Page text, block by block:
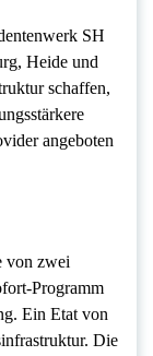
SH
Heide und
schaffen,
angeboten
von zwei
Programm
Ein Etat von
Die